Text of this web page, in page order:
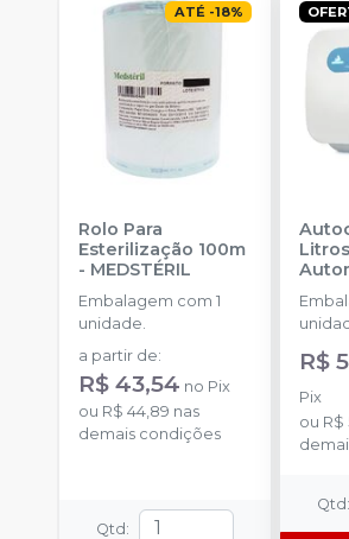
ATÉ -18%
Rolo Para
Esterilização 100m
- MEDSTÉRIL
Embalagem com 1
unidade.
a partir de:
R$ 43,54 no Pix
ou R$ 44,89 nas
demais condições
Qtd :
R$
Pix
ou R$
Qtd :